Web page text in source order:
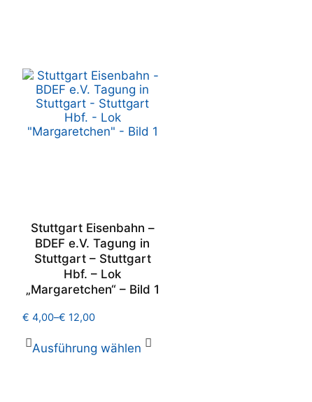
Stuttgart Eisenbahn –
BDEF e.V. Tagung in
Stuttgart – Stuttgart
Hbf. – Lok
„Margaretchen“ – Bild 1
€ 4,00–€ 12,00
Ausführung wählen